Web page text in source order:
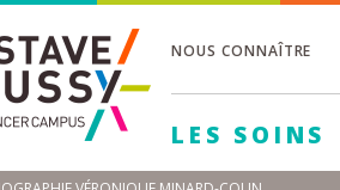
NOUS CONNAÎTRE
LES SOINS